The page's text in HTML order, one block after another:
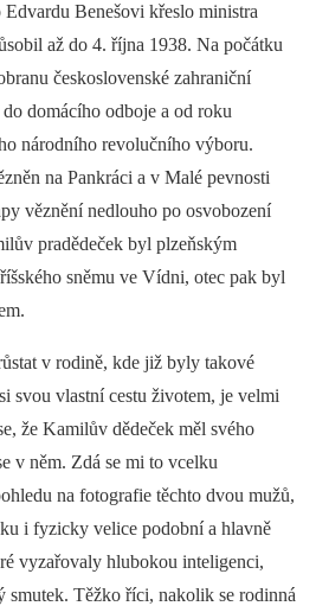
Benešovi křeslo ministra
až do 4. října 1938. Na počátku
československé zahraniční
domácího odboje a od roku
národního revolučního výboru.
na Pankráci a v Malé pevnosti
věznění nedlouho po osvobození
pradědeček byl plzeňským
sněmu ve Vídni, otec pak byl
v rodině, kde již byly takové
svou vlastní cestu životem, je velmi
že Kamilův dědeček měl svého
v něm. Zdá se mi to vcelku
na fotografie těchto dvou mužů,
i fyzicky velice podobní a hlavně
vyzařovaly hlubokou inteligenci,
smutek. Těžko říci, nakolik se rodinná